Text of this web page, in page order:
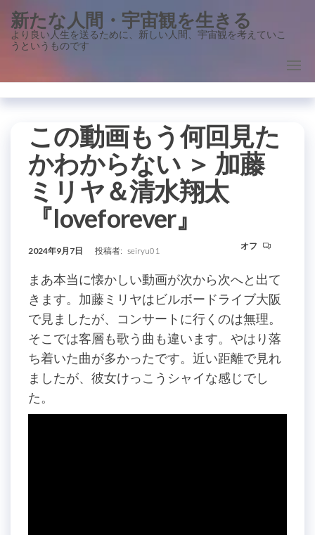
ン
に
新たな人間・宇宙観を生きる
より良い人生を送るために、新しい人間、宇宙観を考えていこ
うというものです
この動画もう何回見た
かわからない ＞ 加藤
ミリヤ＆清水翔太
『loveforever』
2024年9月7日 投稿者: seiryu01 オフ
まあ本当に懐かしい動画が次から次へと出て
きます。加藤ミリヤはビルボードライブ大阪
で見ましたが、コンサートに行くのは無理。
そこでは客層も歌う曲も違います。やはり落
ち着いた曲が多かったです。近い距離で見れ
ましたが、彼女けっこうシャイな感じでし
た。